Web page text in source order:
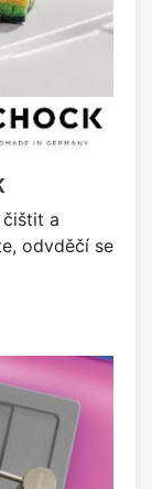
a
odvděčí se